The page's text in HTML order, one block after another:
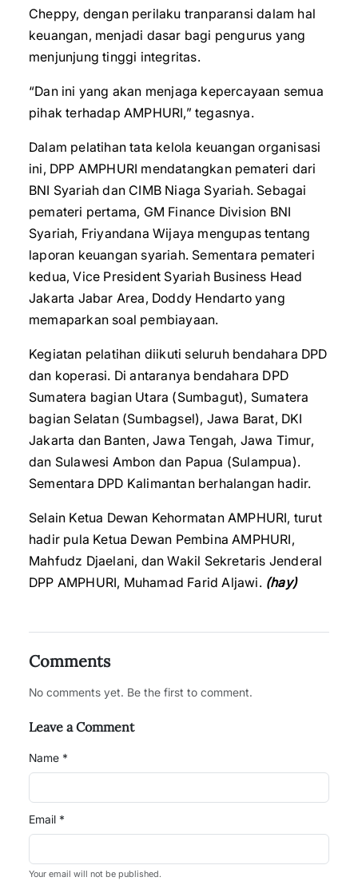
Cheppy, dengan perilaku tranparansi dalam hal
keuangan, menjadi dasar bagi pengurus yang
menjunjung tinggi integritas.
“Dan ini yang akan menjaga kepercayaan semua
pihak terhadap AMPHURI,” tegasnya.
Dalam pelatihan tata kelola keuangan organisasi
ini, DPP AMPHURI mendatangkan pemateri dari
BNI Syariah dan CIMB Niaga Syariah. Sebagai
pemateri pertama, GM Finance Division BNI
Syariah, Friyandana Wijaya mengupas tentang
laporan keuangan syariah. Sementara pemateri
kedua, Vice President Syariah Business Head
Jakarta Jabar Area, Doddy Hendarto yang
memaparkan soal pembiayaan.
Kegiatan pelatihan diikuti seluruh bendahara DPD
dan koperasi. Di antaranya bendahara DPD
Sumatera bagian Utara (Sumbagut), Sumatera
bagian Selatan (Sumbagsel), Jawa Barat, DKI
Jakarta dan Banten, Jawa Tengah, Jawa Timur,
dan Sulawesi Ambon dan Papua (Sulampua).
Sementara DPD Kalimantan berhalangan hadir.
Selain Ketua Dewan Kehormatan AMPHURI, turut
hadir pula Ketua Dewan Pembina AMPHURI,
Mahfudz Djaelani, dan Wakil Sekretaris Jenderal
DPP AMPHURI, Muhamad Farid Aljawi. (hay)
Comments
No comments yet. Be the first to comment.
Leave a Comment
Name *
Email *
Your email will not be published.